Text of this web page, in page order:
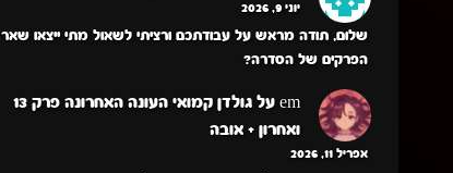
יוני 9, 2026
שלום, תודה מראש על עבודתכם ורציתי לשאול מתי ייצאו שאר
הפרקים של הסדרה?
em על
גולדן קמואי העונה האחרונה פרק 13
ואחרון + אובה
אפריל 11, 2026